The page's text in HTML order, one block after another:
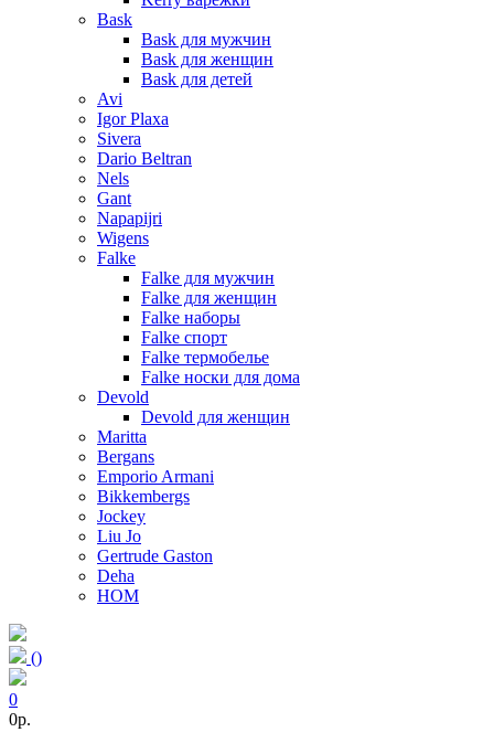
Bask
Bask для мужчин
Bask для женщин
Bask для детей
Avi
Igor Plaxa
Sivera
Dario Beltran
Nels
Gant
Napapijri
Wigens
Falke
Falke для мужчин
Falke для женщин
Falke наборы
Falke спорт
Falke термобелье
Falke носки для дома
Devold
Devold для женщин
Maritta
Bergans
Emporio Armani
Bikkembergs
Jockey
Liu Jo
Gertrude Gaston
Deha
HOM
()
0
0p.